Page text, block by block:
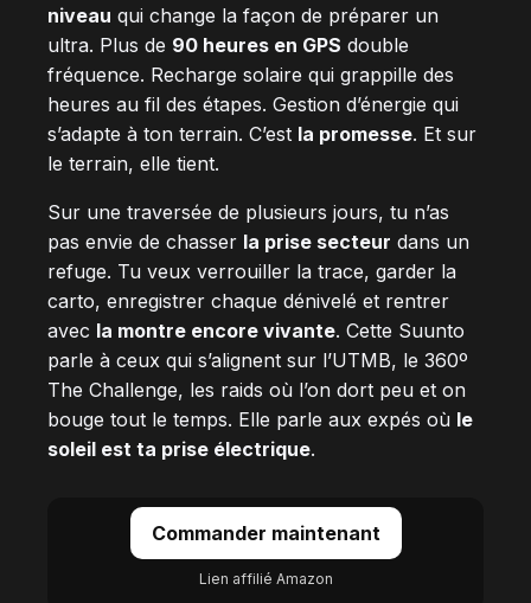
niveau qui change la façon de préparer un
ultra. Plus de 90 heures en GPS double
fréquence. Recharge solaire qui grappille des
heures au fil des étapes. Gestion d’énergie qui
s’adapte à ton terrain. C’est la promesse. Et sur
le terrain, elle tient.
Sur une traversée de plusieurs jours, tu n’as
pas envie de chasser la prise secteur dans un
refuge. Tu veux verrouiller la trace, garder la
carto, enregistrer chaque dénivelé et rentrer
avec la montre encore vivante. Cette Suunto
parle à ceux qui s’alignent sur l’UTMB, le 360º
The Challenge, les raids où l’on dort peu et on
bouge tout le temps. Elle parle aux expés où le
soleil est ta prise électrique.
Commander maintenant
Lien affilié Amazon